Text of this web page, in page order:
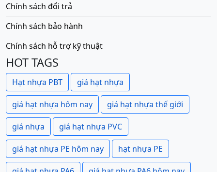
Chính sách đổi trả
Chính sách bảo hành
Chính sách hỗ trợ kỹ thuật
HOT TAGS
Hạt nhựa PBT giá hạt nhựa
giá hạt nhựa hôm nay giá hạt nhựa thế giới
giá nhựa giá hạt nhựa PVC
giá hạt nhựa PE hôm nay hạt nhựa PE